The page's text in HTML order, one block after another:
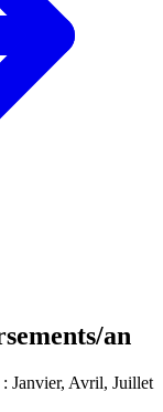
an
: Janvier, Avril, Juillet